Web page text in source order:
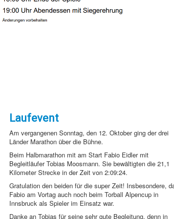
Laufevent
Am vergangenen Sonntag, den 12. Oktober ging der drei
Länder Marathon über die Bühne.
Beim Halbmarathon mit am Start Fabio Eidler mit
Begleitläufer Tobias Moosmann. Sie bewältigten die 21,1
Kilometer Strecke in der Zeit von 2:09:24.
Gratulation den beiden für die super Zeit! Insbesondere,
Fabio am Vortag auch noch beim Torball Alpencup in
Innsbruck als Spieler im Einsatz war.
Danke an Tobias für seine sehr gute Begleitung, denn in